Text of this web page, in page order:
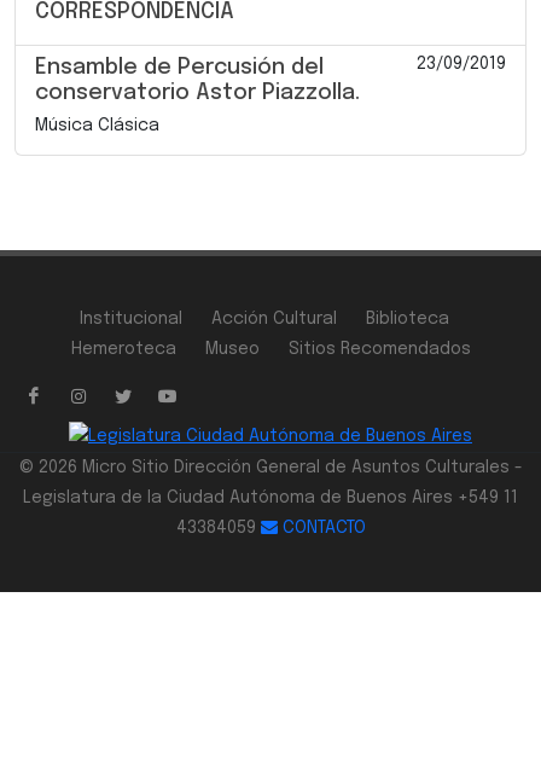
CORRESPONDENCIA
Ensamble de Percusión del
conservatorio Astor Piazzolla.
23/09/2019
Música Clásica
Institucional Acción Cultural
Biblioteca
Hemeroteca
Museo Sitios Recomendados
© 2026 Micro Sitio Dirección General de Asuntos Culturales -
Legislatura de la Ciudad Autónoma de Buenos Aires +549 11
43384059
CONTACTO